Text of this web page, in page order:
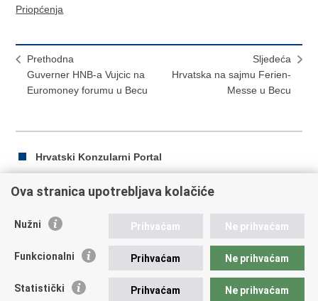
Priopćenja
Prethodna
Guverner HNB-a Vujcic na
Euromoney forumu u Becu
Sljedeća
Hrvatska na sajmu Ferien-
Messe u Becu
Hrvatski Konzularni Portal
Ispiši
Podijeli
Facebooku
Twitteru
Republika Hrvatska
Trg N.Š. Zrinskog 7-8, 10000 Zagreb
Ova stranica upotrebljava kolačiće
Nužni Prihvaćam Ne prihvaćam
Funkcionalni Prihvaćam Ne prihvaćam
Statistički Prihvaćam Ne prihvaćam